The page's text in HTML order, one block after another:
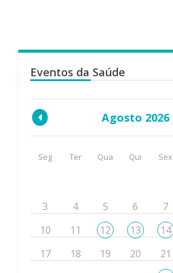
Eventos da Saúde
Agosto 2026
Seg Ter Qua Qui Sex
3
4 5 6 7
10
11 12 13 14
17
18 19 20 21